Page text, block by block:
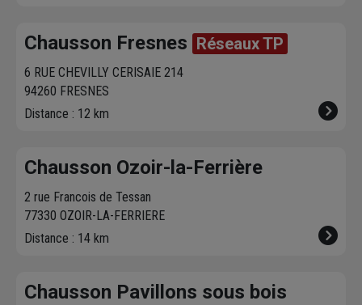
Chausson Fresnes Réseaux TP
6 RUE CHEVILLY CERISAIE 214
94260 FRESNES
Distance : 12 km
Chausson Ozoir-la-Ferrière
2 rue Francois de Tessan
77330 OZOIR-LA-FERRIERE
Distance : 14 km
Chausson Pavillons sous bois